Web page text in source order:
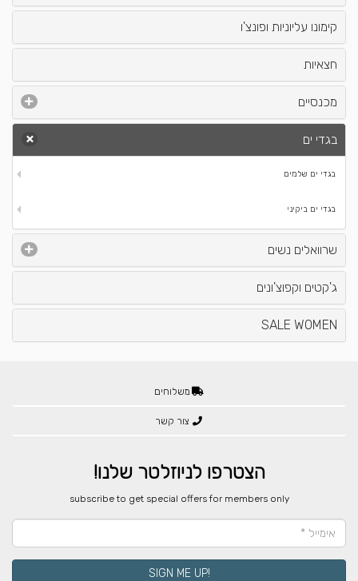
קימונו עליוניות ופונצ'ו
חצאיות
מכנסיים
בגדי ים
בגדי ים שלמים
בגדי ים ביקיני
שרוואלים נשים
ג'קטים וקפוצ'ונים
SALE WOMEN
משלוחים
צור קשר
הצטרפו לניוזלטר שלנו!
​subscribe to get special offers for members only
!SIGN ME UP